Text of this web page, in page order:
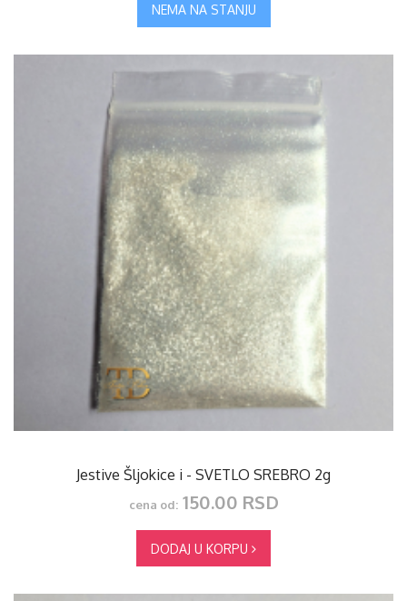
NEMA NA STANJU
Jestive Šljokice i - SVETLO SREBRO 2g
cena od:150.00 RSD
DODAJ U KORPU